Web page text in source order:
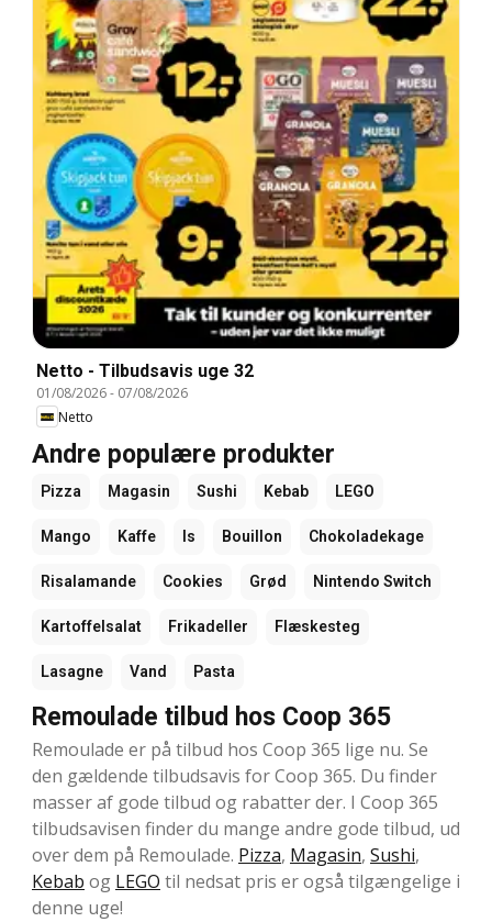
Netto - Tilbudsavis uge 32
01/08/2026- 07/08/2026
Netto
Andre populære produkter
Pizza Magasin Sushi Kebab LEGO
Mango Kaffe Is Bouillon Chokoladekage
Risalamande Cookies Grød Nintendo Switch
Kartoffelsalat Frikadeller Flæskesteg
Lasagne Vand Pasta
Remoulade tilbud hos Coop 365
Remoulade er på tilbud hos Coop 365 lige nu. Se
den gældende tilbudsavis for Coop 365. Du finder
masser af gode tilbud og rabatter der. I Coop 365
tilbudsavisen finder du mange andre gode tilbud, ud
over dem på Remoulade. Pizza, Magasin, Sushi,
Kebab og LEGO til nedsat pris er også tilgængelige i
denne uge!